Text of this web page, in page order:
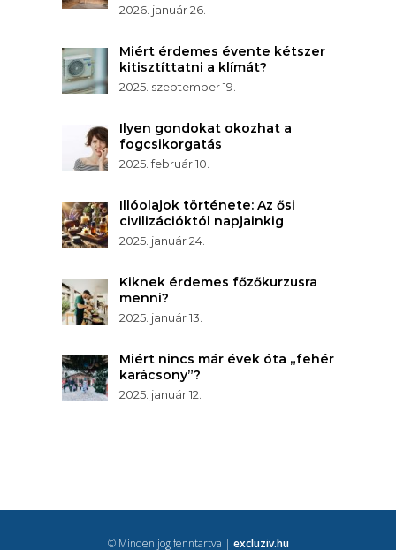
2026. január 26.
Miért érdemes évente kétszer
kitisztíttatni a klímát?
2025. szeptember 19.
Ilyen gondokat okozhat a
fogcsikorgatás
2025. február 10.
Illóolajok története: Az ősi
civilizációktól napjainkig
2025. január 24.
Kiknek érdemes főzőkurzusra
menni?
2025. január 13.
Miért nincs már évek óta „fehér
karácsony”?
2025. január 12.
© Minden jog fenntartva | excluziv.hu